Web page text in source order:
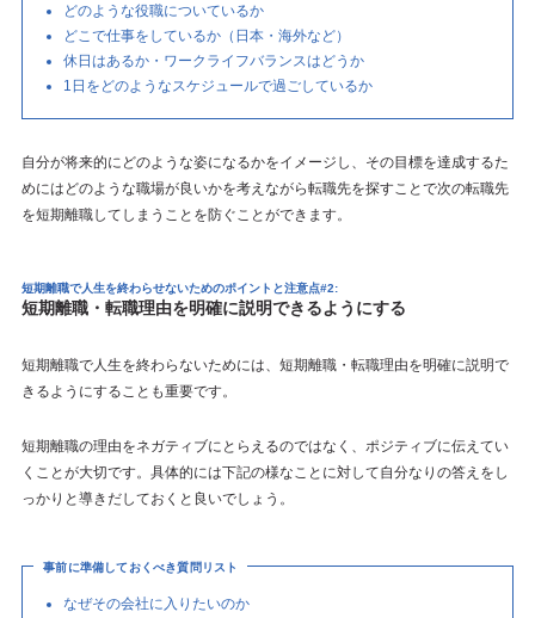
どのような役職についているか
どこで仕事をしているか（日本・海外など）
休日はあるか・ワークライフバランスはどうか
1日をどのようなスケジュールで過ごしているか
自分が将来的にどのような姿になるかをイメージし、その目標を達成するた
めにはどのような職場が良いかを考えながら転職先を探すことで次の転職先
を短期離職してしまうことを防ぐことができます。
短期離職で人生を終わらせないためのポイント と注意点#2:
短期離職・転職理由を明確に説明できるようにする
短期離職で人生を終わらないためには、短期離職・転職理由を明確に説明で
きるようにすることも重要です。
短期離職の理由をネガティブにとらえるのではなく、ポジティブに伝えてい
くことが大切です。具体的には下記の様なことに対して自分なりの答えをし
っかりと導きだしておくと良いでしょう。
事前に準備しておくべき質問リスト
なぜその会社に入りたいのか